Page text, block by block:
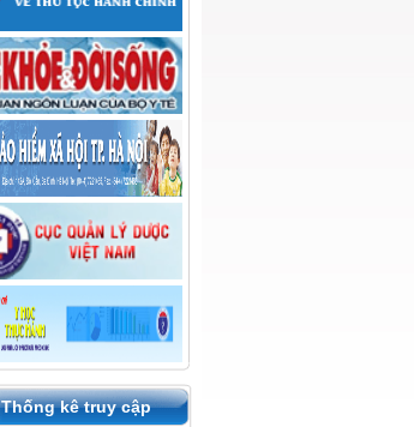
Thống kê truy cập